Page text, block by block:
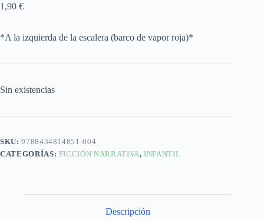
1,90 €
*A la izquierda de la escalera (barco de vapor roja)*
Sin existencias
SKU:9788434814851-004
CATEGORÍAS: FICCIÓN NARRATIVA,INFANTIL
Descripción